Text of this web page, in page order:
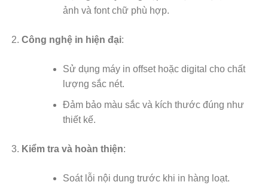
ảnh và font chữ phù hợp.
Công nghệ in hiện đại:
Sử dụng máy in offset hoặc digital cho chất
lượng sắc nét.
Đảm bảo màu sắc và kích thước đúng như
thiết kế.
Kiểm tra và hoàn thiện:
Soát lỗi nội dung trước khi in hàng loạt.